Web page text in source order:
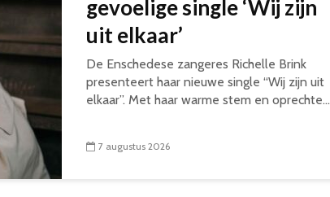
gevoelige single ‘Wij zijn
uit elkaar’
De Enschedese zangeres Richelle Brink
presenteert haar nieuwe single “Wij zijn uit
elkaar”. Met haar warme stem en oprechte...
7 augustus 2026